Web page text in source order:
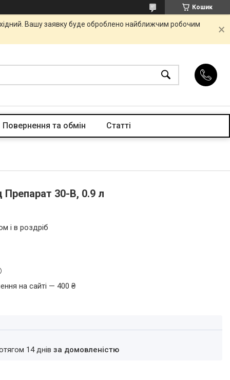
Кошик
Вашу заявку буде оброблено найближчим робочим
Повернення та обмін Статті
Препарат 30-В, 0.9 л
і в роздріб
на сайті — 400 ₴
14 днівза домовленістю